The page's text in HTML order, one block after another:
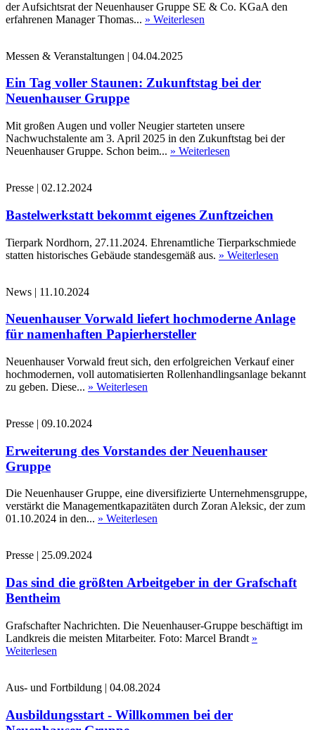
der Aufsichtsrat der Neuenhauser Gruppe SE & Co. KGaA den
erfahrenen Manager Thomas... » Weiterlesen
Messen & Veranstaltungen | 04.04.2025
Ein Tag voller Staunen: Zukunftstag bei der
Neuenhauser Gruppe
Mit großen Augen und voller Neugier starteten unsere
Nachwuchstalente am 3. April 2025 in den Zukunftstag bei der
Neuenhauser Gruppe. Schon beim... » Weiterlesen
Presse | 02.12.2024
Bastelwerkstatt bekommt eigenes Zunftzeichen
Tierpark Nordhorn, 27.11.2024. Ehrenamtliche Tierparkschmiede
statten historisches Gebäude standesgemäß aus. » Weiterlesen
News | 11.10.2024
Neuenhauser Vorwald liefert hochmoderne Anlage
für namenhaften Papierhersteller
Neuenhauser Vorwald freut sich, den erfolgreichen Verkauf einer
hochmodernen, voll automatisierten Rollenhandlingsanlage bekannt
zu geben. Diese... » Weiterlesen
Presse | 09.10.2024
Erweiterung des Vorstandes der Neuenhauser
Gruppe
Die Neuenhauser Gruppe, eine diversifizierte Unternehmensgruppe,
verstärkt die Managementkapazitäten durch Zoran Aleksic, der zum
01.10.2024 in den... » Weiterlesen
Presse | 25.09.2024
Das sind die größten Arbeitgeber in der Grafschaft
Bentheim
Grafschafter Nachrichten. Die Neuenhauser-Gruppe beschäftigt im
Landkreis die meisten Mitarbeiter. Foto: Marcel Brandt »
Weiterlesen
Aus- und Fortbildung | 04.08.2024
Ausbildungsstart - Willkommen bei der